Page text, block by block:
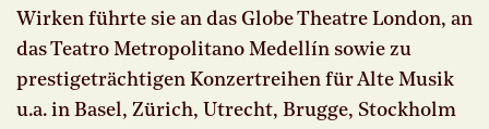
Wirken führte sie an das Globe Theatre London, an
das Teatro Metropolitano Medellín sowie zu
prestigeträchtigen Konzertreihen für Alte Musik
u.a. in Basel, Zürich, Utrecht, Brugge, Stockholm